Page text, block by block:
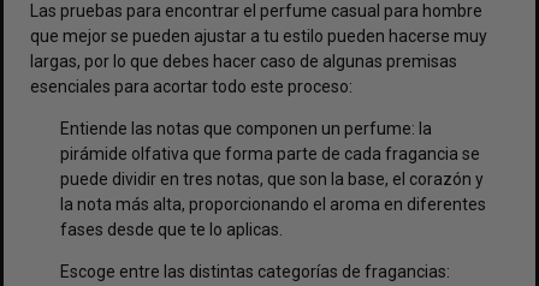
Las pruebas para encontrar el perfume casual para hombre
que mejor se pueden ajustar a tu estilo pueden hacerse muy
largas, por lo que debes hacer caso de algunas premisas
esenciales para acortar todo este proceso:
Entiende las notas que componen un perfume: la
pirámide olfativa que forma parte de cada fragancia se
puede dividir en tres notas, que son la base, el corazón y
la nota más alta, proporcionando el aroma en diferentes
fases desde que te lo aplicas.
Escoge entre las distintas categorías de fragancias: